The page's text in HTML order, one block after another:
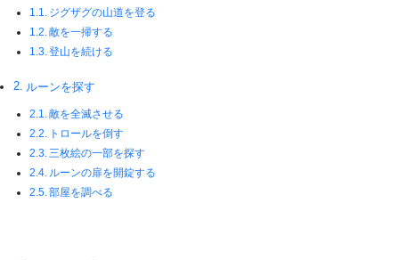
ジグザグの山道を登る
敵を一掃する
登山を続ける
ルーンを探す
敵を全滅させる
トロールを倒す
三枚絵の一部を探す
ルーンの扉を開錠する
部屋を調べる